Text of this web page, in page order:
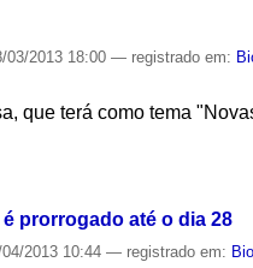
03/2013 18:00— registrado em:
que terá como tema
prorrogado até o dia 28
04/2013 10:44— registrado em: